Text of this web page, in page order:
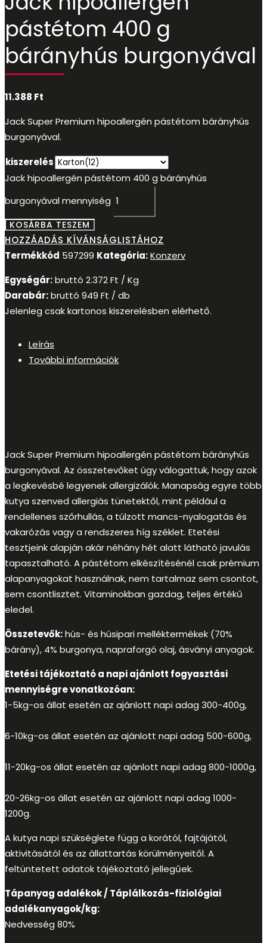
pástétom 400 g
bárányhús burgonyával
11.388 Ft
Jack Super Premium hipoallergén pástétom bárányhús
burgonyával.
kiszerelés
Jack hipoallergén pástétom 400 g bárányhús
burgonyával mennyiség
KOSÁRBA TESZEM
HOZZÁADÁS KÍVÁNSÁGLISTÁHOZ
Termékkód 597299 Kategória:Konzerv
Egységár:bruttó 2.372Ft / Kg
Darabár:bruttó 949 Ft / db
Jelenleg csak kartonos kiszerelésben elérhető.
Leírás
További információk
Jack Super Premium hipoallergén pástétom bárányhús
burgonyával. Az összetevőket úgy válogattuk, hogy azok
a legkevésbé legyenek allergizálók. Manapság egyre több
kutya szenved allergiás tünetektől, mint például a
rendellenes szőrhullás, a túlzott mancs-nyalogatás és
vakarózás vagy a rendszeres híg széklet. Etetési
tesztjeink alapján akár néhány hét alatt látható javulás
tapasztalható. A pástétom elkészítésénél csak prémium
alapanyagokat használnak, nem tartalmaz sem csontot,
sem csontlisztet. Vitaminokban gazdag, teljes értékű
eledel.
Összetevők:hús- és húsipari melléktermékek (70%
bárány), 4% burgonya, napraforgó olaj, ásványi anyagok.
Etetési tájékoztató a napi ajánlott fogyasztási
mennyiségre vonatkozóan:
1-5kg-os állat esetén az ajánlott napi adag 300-400g,
6-10kg-os állat esetén az ajánlott napi adag 500-600g,
11-20kg-os állat esetén az ajánlott napi adag 800-1000g,
20-26kg-os állat esetén az ajánlott napi adag 1000-
1200g.
A kutya napi szükséglete függ a korától, fajtájától,
aktivitásától és az állattartás körülményeitől. A
feltüntetett adatok tájékoztató jellegűek.
Tápanyag adalékok / Táplálkozás-fiziológiai
adalékanyagok/kg:
Nedvesség 80%